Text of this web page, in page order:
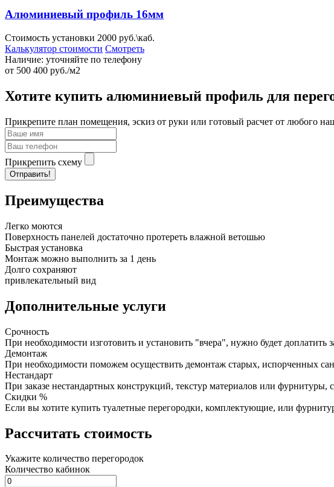
Алюминиевый профиль 16мм
Стоимость установки 2000 руб.\каб.
Калькулятор стоимости Смотреть
Наличие: уточняйте по телефону
от 500 400 руб./м2
Хотите купить алюминиевый профиль для
Прикрепите план помещения, эскиз от руки или готовый расчет от любого
Прикрепить схему
Отправить!
Преимущества
Легко моются
Поверхность панелей достаточно протереть влажной ветошью
Быстрая установка
Монтаж можно выполнить за 1 день
Долго сохраняют
привлекательный вид
Дополнительные услуги
Срочность
При необходимости изготовить и установить "вчера", нужно будет доплатить
Демонтаж
При необходимости поможем осуществить демонтаж старых, испорченных
Нестандарт
При заказе нестандартных конструкций, текстур материалов или фурнитуры,
Скидки %
Если вы хотите купить туалетные перегородки, комплектующие, или
Рассчитать стоимость
Укажите количество перегородок
Количество кабинок